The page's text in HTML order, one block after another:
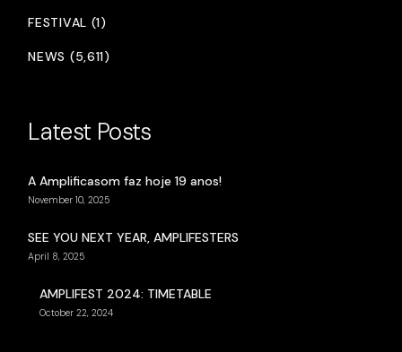
FESTIVAL (1)
NEWS (5,611)
Latest Posts
A Amplificasom faz hoje 19 anos!
November 10, 2025
SEE YOU NEXT YEAR, AMPLIFESTERS
April 8, 2025
AMPLIFEST 2024: TIMETABLE
October 22, 2024